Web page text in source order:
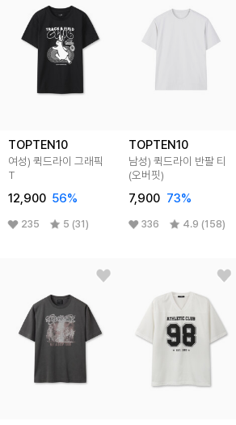
TOPTEN10
여성) 퀵드라이 그래픽
T
12,900 56%
235 5 (31)
TOPTEN10
남성) 퀵드라이 반팔 티
(오버핏)
7,900 73%
336 4.9 (158)